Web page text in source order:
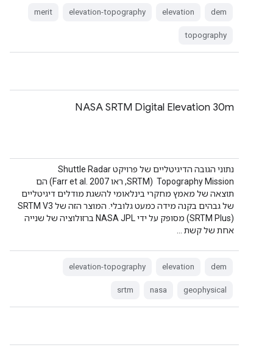
dem
elevation
elevation-topography
merit
topography
NASA SRTM Digital Elevation 30m
נתוני הגובה הדיגיטליים של פרויקט Shuttle Radar
Topography Mission ‏ (SRTM, ראו Farr et al. 2007) הם
תוצאה של מאמץ מחקרי בינלאומי להשגת מודלים דיגיטליים
(SRTM Plus) מסופק על ידי NASA JPL ברזולוציה של שנייה
אחת של קשת …
dem
elevation
elevation-topography
geophysical
nasa
srtm